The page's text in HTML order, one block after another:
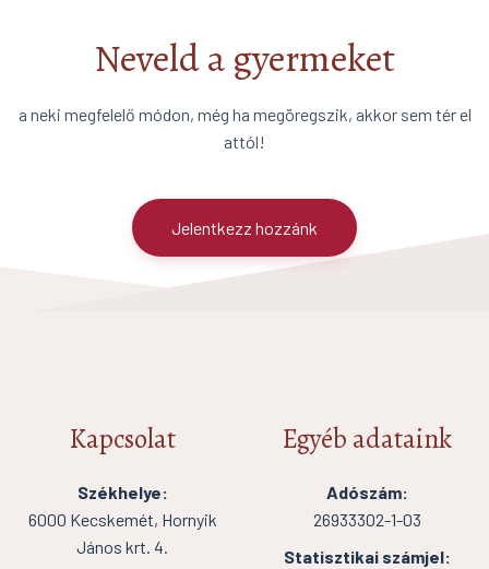
Neveld a gyermeket
a neki megfelelő módon, még ha megöregszik, akkor sem tér el
attól!
Jelentkezz hozzánk
Kapcsolat
Székhelye:
6000 Kecskemét, Hornyik
János krt. 4.
Egyéb adataink
Adószám:
26933302-1-03
Statisztikai számjel: